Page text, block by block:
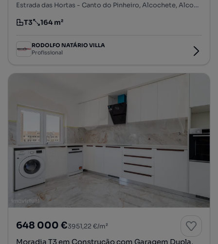
Estrada das Hortas - Canto do Pinheiro, Alcochete, Alcochete, Setúbal
Tipologia
T3
Preço por metro quadrado
164 m²
RODOLFO NATÁRIO VILLA
Profissional
648 000 €3951,22 €/m²
Moradia T3 em Construção com Garagem Dupla,